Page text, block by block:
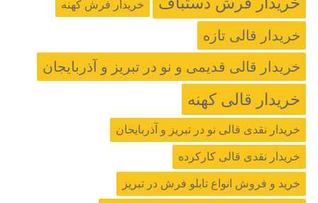
خریدار فرش کهنه
خریدار قالی تازه
خریدار قالی قدیمی و نو در تبریز و آذربایجان
خریدار قالی کهنه
خریدار نقدی قالی نو در تبریز و آذربایحان
خریدار نقدی قالی کارکرده
خرید و فروش انواع تابلو فرش در تبریز